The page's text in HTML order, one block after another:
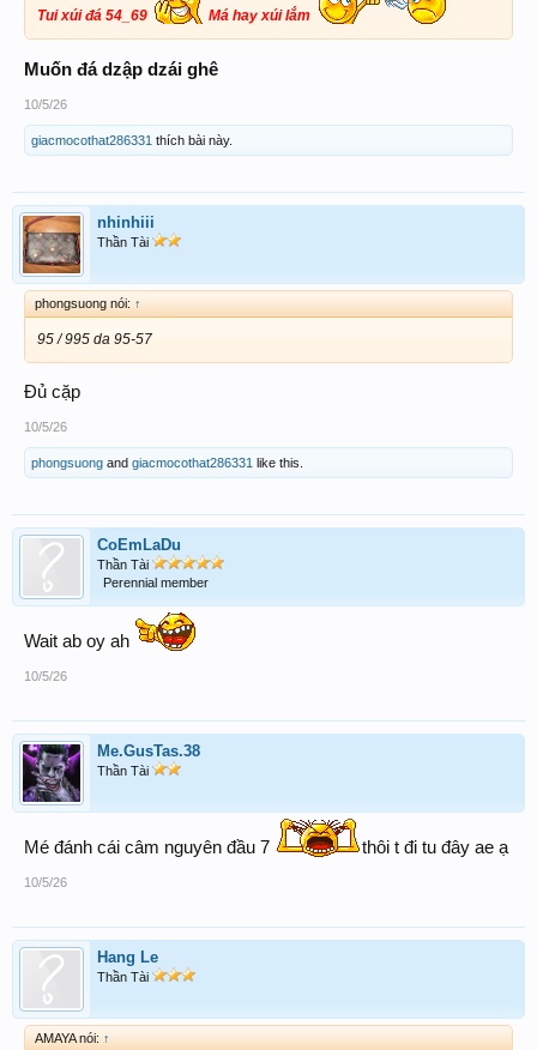
Tui xúi đá 54_69 Má hay xúi lắm
Muốn đá dzập dzái ghê
10/5/26
giacmocothat286331 thích bài này.
nhinhiii
Thần Tài
phongsuong nói: ↑
95 / 995 da 95-57
Đủ cặp
10/5/26
phongsuong and giacmocothat286331 like this.
CoEmLaDu
Thần Tài
Perennial member
Wait ab oy ah
10/5/26
Me.GusTas.38
Thần Tài
Mé đánh cái câm nguyên đầu 7 thôi t đi tu đây ae ạ
10/5/26
Hang Le
Thần Tài
AMAYA nói: ↑